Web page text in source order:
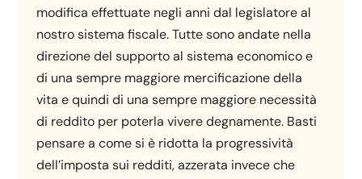
modifica effettuate negli anni dal legislatore al
nostro sistema fiscale. Tutte sono andate nella
direzione del supporto al sistema economico e
di una sempre maggiore mercificazione della
vita e quindi di una sempre maggiore necessità
di reddito per poterla vivere degnamente. Basti
pensare a come si è ridotta la progressività
dell’imposta sui redditi, azzerata invece che